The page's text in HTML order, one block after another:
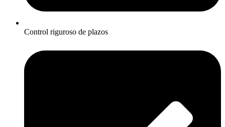
Control riguroso de plazos